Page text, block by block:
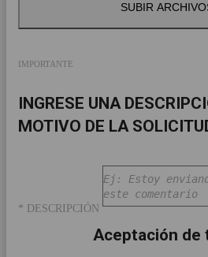
SUBIR
IMPORTANTE
INGRESE UNA
MOTIVO DE LA
* DESCRIPCIÓN
Aceptación de